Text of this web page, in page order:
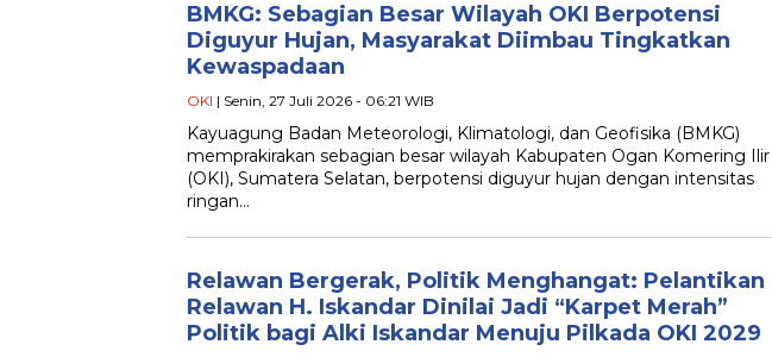
BMKG: Sebagian Besar Wilayah OKI Berpotensi
Diguyur Hujan, Masyarakat Diimbau Tingkatkan
Kewaspadaan
OKI | Senin, 27 Juli 2026 - 06:21 WIB
Kayuagung Badan Meteorologi, Klimatologi, dan Geofisika (BMKG)
memprakirakan sebagian besar wilayah Kabupaten Ogan Komering Ilir
(OKI), Sumatera Selatan, berpotensi diguyur hujan dengan intensitas
ringan…
Relawan Bergerak, Politik Menghangat: Pelantikan
Relawan H. Iskandar Dinilai Jadi “Karpet Merah”
Politik bagi Alki Iskandar Menuju Pilkada OKI 2029